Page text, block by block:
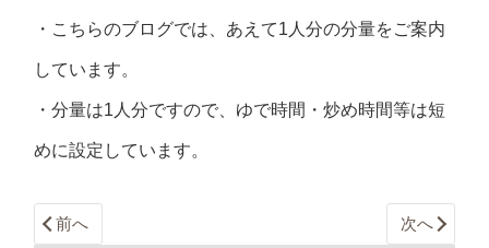
・こちらのブログでは、あえて1人分の分量をご案内
しています。
・分量は1人分ですので、ゆで時間・炒め時間等は短
めに設定しています。
前へ 次へ